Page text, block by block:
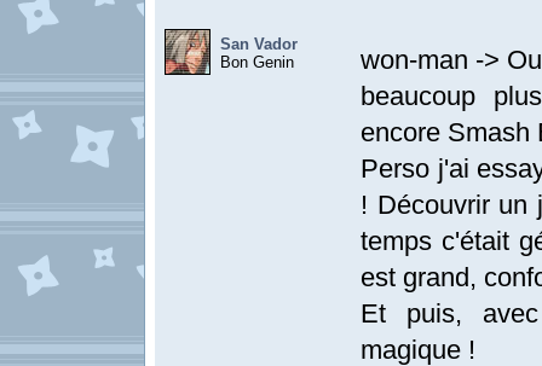
San Vador
Bon Genin
won-man ->
beaucoup
encore Smash
Perso j'ai
! Découvrir un
temps c'était
est grand,
Et puis,
magique !